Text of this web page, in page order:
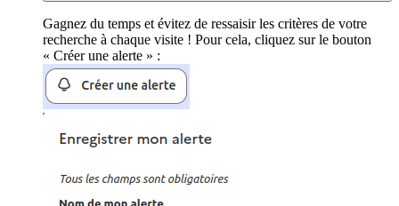
Gagnez du temps et évitez de ressaisir les critères de votre
recherche à chaque visite ! Pour cela, cliquez sur le bouton
« Créer une alerte » :